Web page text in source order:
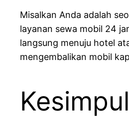
Misalkan Anda adalah
layanan sewa mobil 24
langsung menuju hotel
mengembalikan mobil